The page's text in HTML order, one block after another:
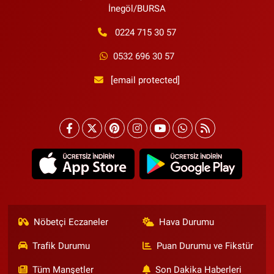
İnegöl/BURSA
0224 715 30 57
0532 696 30 57
[email protected]
Nöbetçi Eczaneler Hava Durumu
Trafik Durumu Puan Durumu ve Fikstür
Tüm Manşetler Son Dakika Haberleri